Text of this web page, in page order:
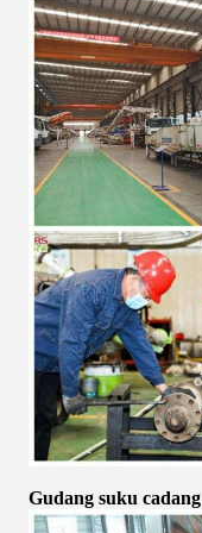
Gudang suku cadang